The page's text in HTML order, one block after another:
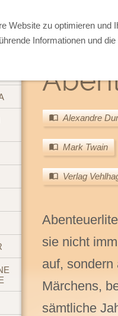
Alexandre
Mark Twain
Verlag
sie nicht
auf,
Märchens,
sämtliche
Website zu optimieren und
Informationen und